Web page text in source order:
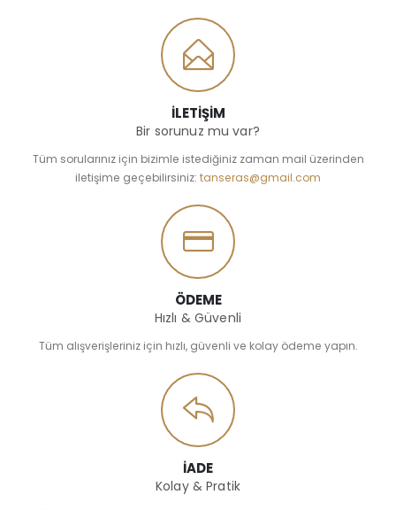
İLETİŞİM
Bir sorunuz mu var?
Tüm sorularınız için bizimle istediğiniz zaman mail üzerinden
iletişime geçebilirsiniz: tanseras@gmail.com
ÖDEME
Hızlı & Güvenli
Tüm alışverişleriniz için hızlı, güvenli ve kolay ödeme yapın.
İADE
Kolay & Pratik